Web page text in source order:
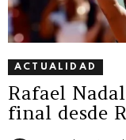
ACTUALIDAD
Rafael
final desde